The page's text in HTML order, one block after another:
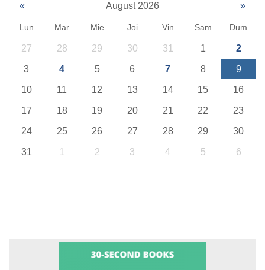
« August 2026 »
Lun Mar Mie Joi Vin Sam Dum
27 28 29 30 31 1 2
3 4 5 6 7 8 9
10 11 12 13 14 15 16
17 18 19 20 21 22 23
24 25 26 27 28 29 30
31 1 2 3 4 5 6